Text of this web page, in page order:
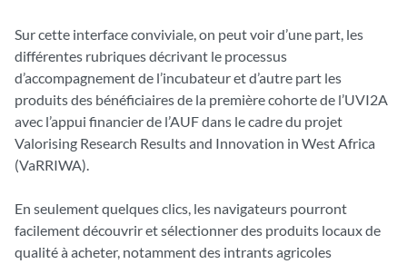
Sur cette interface conviviale, on peut voir d’une part, les
différentes rubriques décrivant le processus
d’accompagnement de l’incubateur et d’autre part les
produits des bénéficiaires de la première cohorte de l’UVI2A
avec l’appui financier de l’AUF dans le cadre du projet
Valorising Research Results and Innovation in West Africa
(VaRRIWA).
En seulement quelques clics, les navigateurs pourront
facilement découvrir et sélectionner des produits locaux de
qualité à acheter, notamment des intrants agricoles